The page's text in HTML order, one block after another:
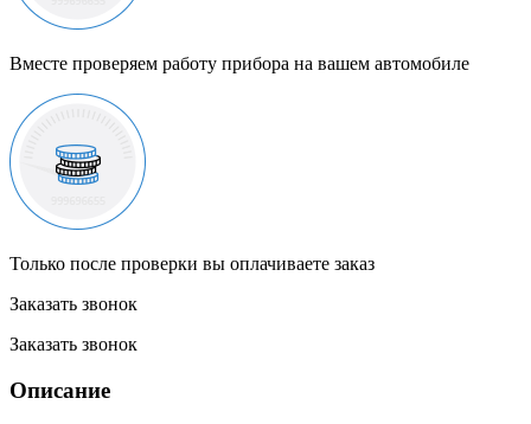
Вместе проверяем работу прибора на вашем автомобиле
Только после проверки вы оплачиваете заказ
Заказать звонок
Заказать звонок
Описание